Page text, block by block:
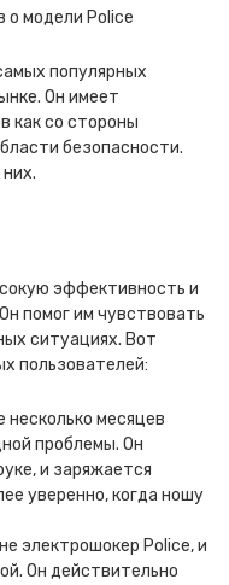
о модели Police
популярных
Он имеет
как со стороны
безопасности.
эффективность и
помог им чувствовать
ситуациях. Вот
пользователей:
несколько месяцев
проблемы. Он
и заряжается
уверенно, когда ношу
электрошокер Police, и
Он действительно